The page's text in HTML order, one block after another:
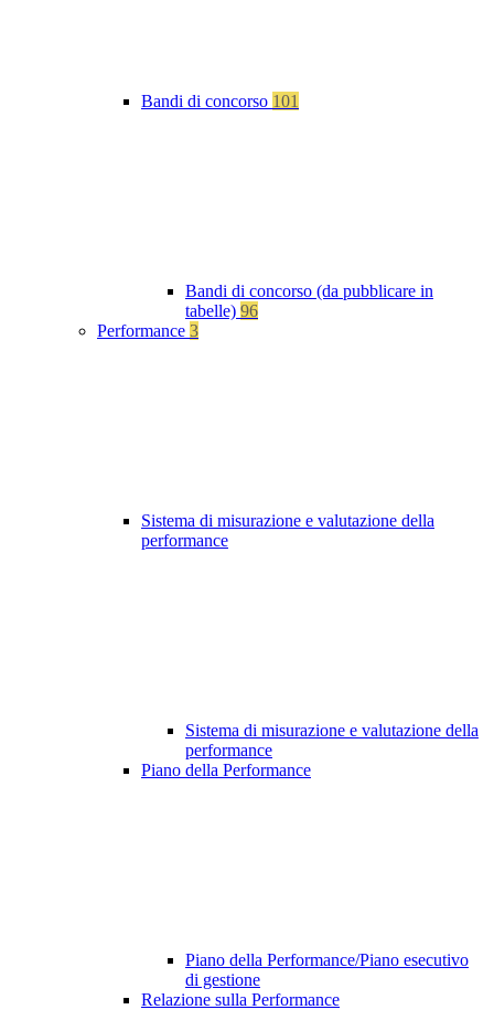
Bandi di concorso 101
Bandi di concorso (da pubblicare in
tabelle) 96
Performance 3
Sistema di misurazione e valutazione della
performance
Sistema di misurazione e valutazione della
performance
Piano della Performance
Piano della Performance/Piano esecutivo
di gestione
Relazione sulla Performance